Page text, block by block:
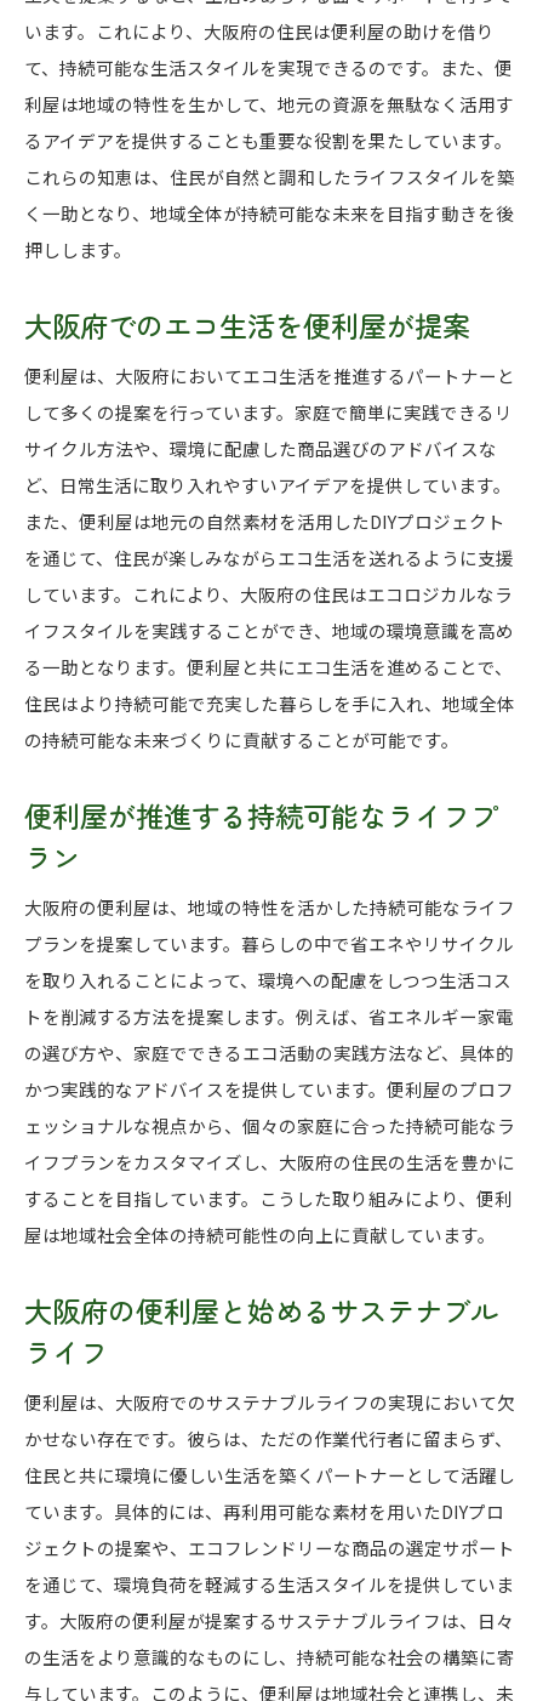
います。これにより、大阪府の住民は便利屋の助けを借り
て、持続可能な生活スタイルを実現できるのです。また、便
利屋は地域の特性を生かして、地元の資源を無駄なく活用す
るアイデアを提供することも重要な役割を果たしています。
これらの知恵は、住民が自然と調和したライフスタイルを築
く一助となり、地域全体が持続可能な未来を目指す動きを後
押しします。
大阪府でのエコ生活を便利屋が提案
便利屋は、大阪府においてエコ生活を推進するパートナーと
して多くの提案を行っています。家庭で簡単に実践できるリ
サイクル方法や、環境に配慮した商品選びのアドバイスな
ど、日常生活に取り入れやすいアイデアを提供しています。
また、便利屋は地元の自然素材を活用したDIYプロジェクト
を通じて、住民が楽しみながらエコ生活を送れるように支援
しています。これにより、大阪府の住民はエコロジカルなラ
イフスタイルを実践することができ、地域の環境意識を高め
る一助となります。便利屋と共にエコ生活を進めることで、
住民はより持続可能で充実した暮らしを手に入れ、地域全体
の持続可能な未来づくりに貢献することが可能です。
便利屋が推進する持続可能なライフプ
ラン
大阪府の便利屋は、地域の特性を活かした持続可能なライフ
プランを提案しています。暮らしの中で省エネやリサイクル
を取り入れることによって、環境への配慮をしつつ生活コス
トを削減する方法を提案します。例えば、省エネルギー家電
の選び方や、家庭でできるエコ活動の実践方法など、具体的
かつ実践的なアドバイスを提供しています。便利屋のプロフ
ェッショナルな視点から、個々の家庭に合った持続可能なラ
イフプランをカスタマイズし、大阪府の住民の生活を豊かに
することを目指しています。こうした取り組みにより、便利
屋は地域社会全体の持続可能性の向上に貢献しています。
大阪府の便利屋と始めるサステナブル
ライフ
便利屋は、大阪府でのサステナブルライフの実現において欠
かせない存在です。彼らは、ただの作業代行者に留まらず、
住民と共に環境に優しい生活を築くパートナーとして活躍し
ています。具体的には、再利用可能な素材を用いたDIYプロ
ジェクトの提案や、エコフレンドリーな商品の選定サポート
を通じて、環境負荷を軽減する生活スタイルを提供していま
す。大阪府の便利屋が提案するサステナブルライフは、日々
の生活をより意識的なものにし、持続可能な社会の構築に寄
与しています。このように、便利屋は地域社会と連携し、未